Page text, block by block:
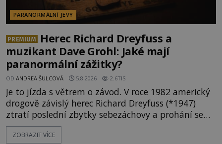
PARANORMÁLNÍ JEVY
PREMIUM
Herec Richard Dreyfuss a
muzikant Dave Grohl: Jaké mají
paranormální zážitky?
OD ANDREA ŠULCOVÁ 5.8.2026 2.6TIS
Je to jízda s větrem o závod. V roce 1982 americký
drogově závislý herec Richard Dreyfuss (*1947)
ztratí poslední zbytky sebezáchovy a prohání se
po silnicích ve svém mercedesu jako utržený ze
řetězu. Vše vyvrcholí katastrofou, když to Dreyfuss
ZOBRAZIT VÍCE